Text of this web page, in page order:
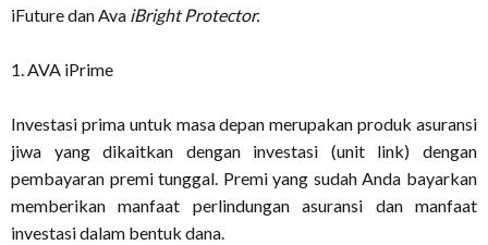
iFuture dan Ava iBright Protector.
1. AVA iPrime
Investasi prima untuk masa depan merupakan produk asuransi
jiwa yang dikaitkan dengan investasi (unit link) dengan
pembayaran premi tunggal. Premi yang sudah Anda bayarkan
memberikan manfaat perlindungan asuransi dan manfaat
investasi dalam bentuk dana.